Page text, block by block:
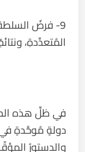
9- فرضُ
المُتعدِّدةِ،
في ظلِّ هذه
دولةٍ مُوحَّدةٍ
والدستورُ